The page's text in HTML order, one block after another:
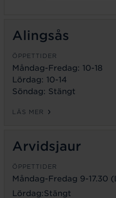
Alingsås
ÖPPETTIDER
Måndag-Fredag: 10-18
Lördag: 10-14
Söndag: Stängt
LÄS MER
Arvidsjaur
ÖPPETTIDER
Måndag-Fredag 9-17.30
Lördag:Stängt